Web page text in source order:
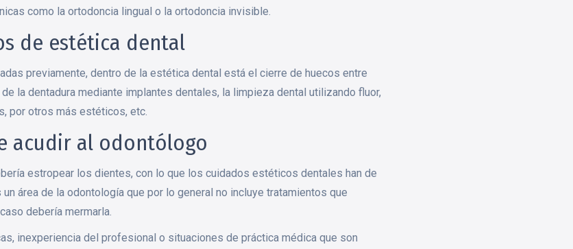
como la ortodoncia lingual o la ortodoncia invisible.
de estética dental
previamente, dentro de la estética dental está el cierre de huecos entre
la dentadura mediante implantes dentales, la limpieza dental utilizando fluor,
por otros más estéticos, etc.
acudir al odontólogo
estropear los dientes, con lo que los cuidados estéticos dentales han de
área de la odontología que por lo general no incluye tratamientos que
debería mermarla.
inexperiencia del profesional o situaciones de práctica médica que son